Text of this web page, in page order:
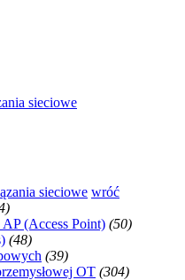
sieciowe
sieciowe wróć
(Access Point) (50)
(48)
(39)
OT (304)